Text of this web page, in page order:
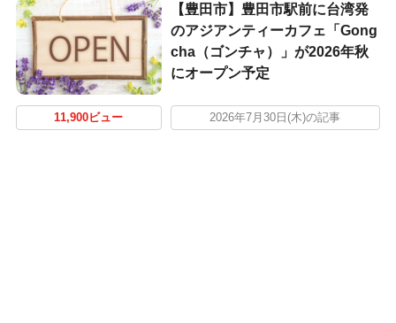
【豊田市】豊田市駅前に台湾発
のアジアンティーカフェ「Gong
cha（ゴンチャ）」が2026年秋
にオープン予定
11,900ビュー 2026年7月30日(木)の記事